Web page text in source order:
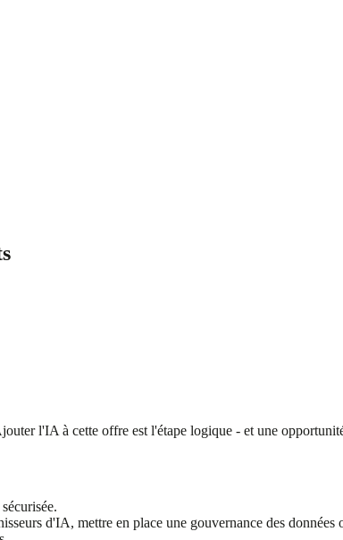
l'IA à cette offre est l'étape logique - et une
d'IA, mettre en place une gouvernance des données